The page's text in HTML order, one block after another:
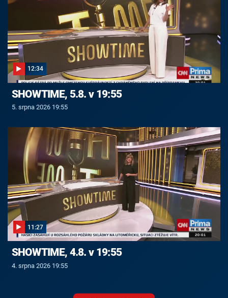
12:34
SHOWTIME, 5.8. v 19:55
5. srpna 2026 19:55
11:27
SHOWTIME, 4.8. v 19:55
4. srpna 2026 19:55